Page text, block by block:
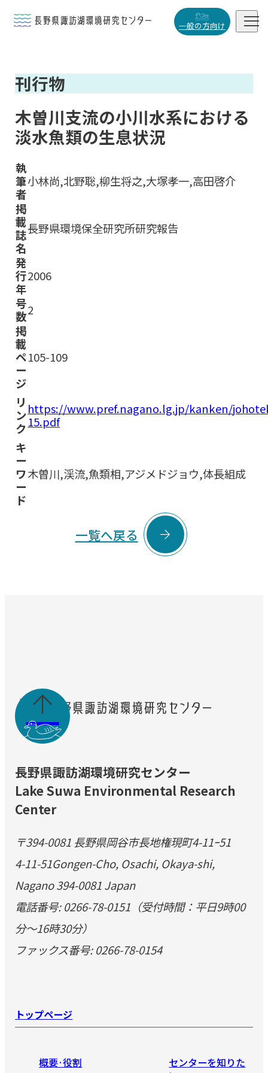


研究活動

データベース

一般の方向け 
刊行物
木曽川支流の小川水系における
淡水魚類の生息状況
執
筆
者
小林尚,北野聡,柳生将之,大塚孝一,高田啓介
掲
載
誌
名
長野県環境保全研究所研究報告
発
行
年
2006
号
数2
掲
載
ペ
ー
ジ
105-109
リ
ン
ク
https://www.pref.nagano.lg.jp/kanken/
15.pdf
キ
ー
ワ
ー
ド
木曽川,渓流,魚類相,アジメドジョウ,体長組成
一覧へ戻る 

長野県諏訪湖環境研究センター
Lake Suwa Environmental Research
Center
〒394-0081 長野県岡谷市長地権現町4-11ｰ51
4-11-51Gongen-Cho, Osachi, Okaya-shi,
Nagano 394-0081 Japan
電話番号: 0266-78-0151（受付時間：平日9時00
分～16時30分）
ファックス番号: 0266-78-0154
トップページ
概要·役割
センターを知りた